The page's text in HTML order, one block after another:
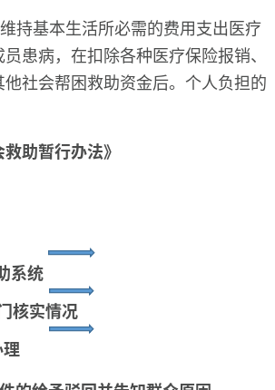
持基本生活所必需的费用支出医疗
患病，在扣除各种医疗保险报销、
社会帮困救助资金后。个人负担的
助暂行办法》
系统
核实情况